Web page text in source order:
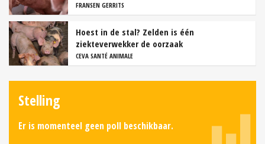
FRANSEN GERRITS
Hoest in de stal? Zelden is één
ziekteverwekker de oorzaak
CEVA SANTÉ ANIMALE
Stelling
Er is momenteel geen poll beschikbaar.